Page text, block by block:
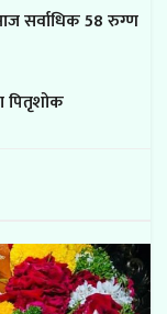
सर्वाधिक 58 रुग्ण
पितृशोक